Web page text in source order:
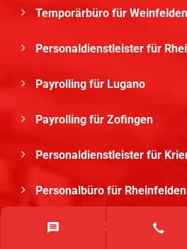
Temporärbüro für Weinfelden
Personaldienstleister für
Payrolling für Lugano
Payrolling für Zofingen
Personaldienstleister für
Personalbüro für Rheinfelden
Temporärbüro für Le Grand-